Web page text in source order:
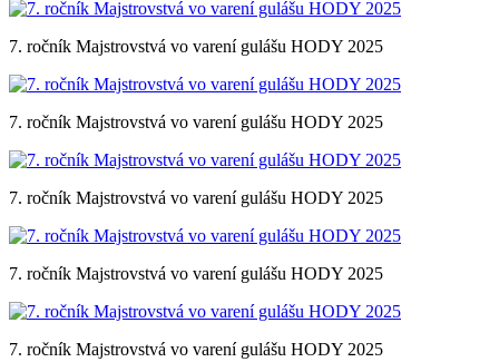
7. ročník Majstrovstvá vo varení gulášu HODY 2025
7. ročník Majstrovstvá vo varení gulášu HODY 2025
7. ročník Majstrovstvá vo varení gulášu HODY 2025
7. ročník Majstrovstvá vo varení gulášu HODY 2025
7. ročník Majstrovstvá vo varení gulášu HODY 2025